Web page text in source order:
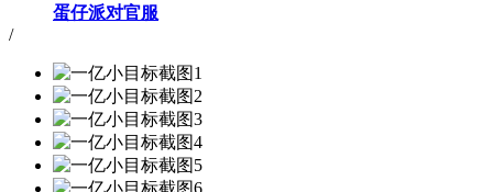
蛋仔派对官服
/